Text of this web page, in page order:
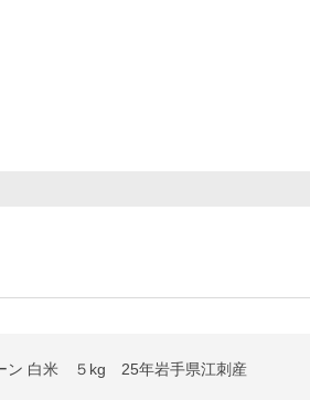
ン 白米 ５kg 25年岩手県江刺産